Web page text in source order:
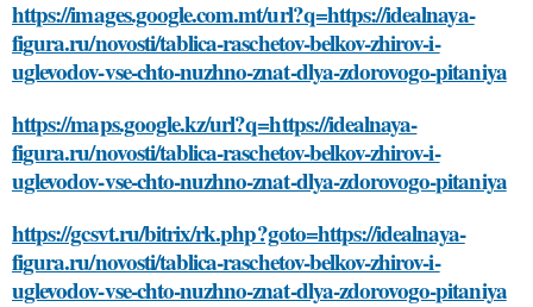
https://images.google.com.mt/url?q=https://idealnaya-
figura.ru/novosti/tablica-raschetov-belkov-zhirov-i-
uglevodov-vse-chto-nuzhno-znat-dlya-zdorovogo-pitaniya
https://maps.google.kz/url?q=https://idealnaya-
figura.ru/novosti/tablica-raschetov-belkov-zhirov-i-
uglevodov-vse-chto-nuzhno-znat-dlya-zdorovogo-pitaniya
https://gcsvt.ru/bitrix/rk.php?goto=https://idealnaya-
figura.ru/novosti/tablica-raschetov-belkov-zhirov-i-
uglevodov-vse-chto-nuzhno-znat-dlya-zdorovogo-pitaniya